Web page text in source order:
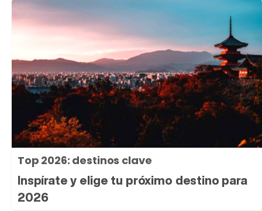
Top 2026: destinos clave
Inspírate y elige tu próximo destino para
2026